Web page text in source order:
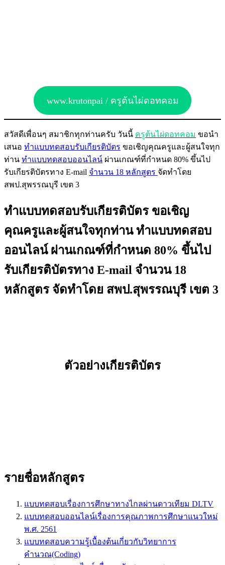
www.krutonpai / ครูต้นไผ่ดอทคอม
สวัสดีเพื่อนๆ สมาชิกทุกท่านครับ วันนี้ ครูต้นไผ่ดอทคอม ขอนำ
เสนอ ทำแบบทดสอบรับเกียรติบัตร ขอเชิญคุณครูและผู้สนใจทุก
ท่าน ทำแบบทดสอบออนไลน์ ผ่านเกณฑ์ที่กำหนด 80% ขึ้นไป
รับเกียรติบัตรทาง E-mail จำนวน 18 หลักสูตร จัดทำโดย
สพป.สุพรรณบุรี เขต 3
ทำแบบทดสอบรับเกียรติบัตร ขอเชิญ
คุณครูและผู้สนใจทุกท่าน ทำแบบทดสอบ
ออนไลน์ ผ่านเกณฑ์ที่กำหนด 80% ขึ้นไป
รับเกียรติบัตรทาง E-mail จำนวน 18
หลักสูตร จัดทำโดย สพป.สุพรรณบุรี เขต 3
ตัวอย่างเกียรติบัตร
รายชื่อหลักสูตร
แบบทดสอบเรื่องการศึกษาทางไกลผ่านดาวเทียม DLTV
แบบทดสอบออนไลน์เรื่องการคุณภาพการศึกษาแนวใหม่
พ.ศ. 2561
แบบทดสอบความรู้เบื้องต้นเกี่ยวกับวิทยาการ
คำนวณ(Coding)